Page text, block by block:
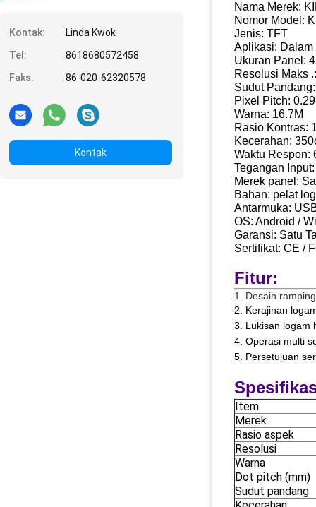
Kontak:
Linda Kwok
Tel:
8618680572458
Faks:
86-020-62320578
Kontak
Nama Merek:
Nomor Model:
Jenis: TFT
Aplikasi: Dalam
Ukuran Panel:
Resolusi Maks
Sudut
Pixel Pitch:
Warna: 16.7M
Rasio Kontras:
Kecerahan:
Waktu Respon:
Tegangan
Merek panel:
Bahan: pelat
Antarmuka:
OS: Android /
Garansi: Satu
Sertifikat: CE /
Fitur:
1. Desain
2. Kerajinan
3. Lukisan logam
4. Operasi multi
5. Persetujuan
Item
Merek
Rasio aspek
Resolusi
Warna
Dot pitch (mm)
Sudut pandang